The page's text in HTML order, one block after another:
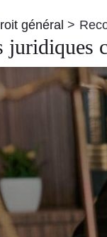
général
juridiques